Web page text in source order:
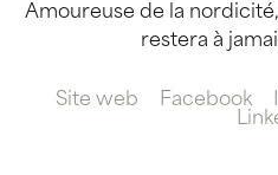
Amoureuse de la
restera à
Site web Facebook